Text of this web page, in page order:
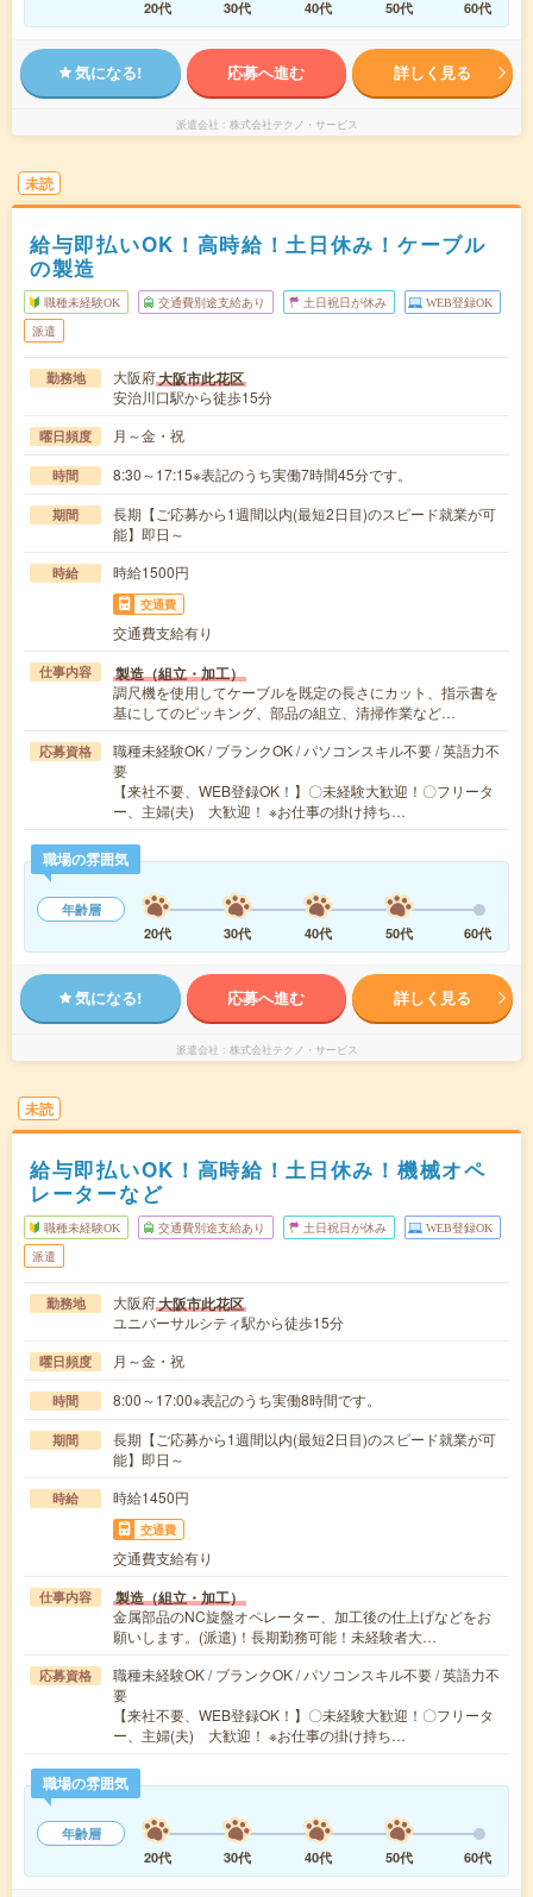
20代 30代 40代 50代 60代
気になる! 応募へ進む 詳しく見る
派遣会社 株式会社テクノ・サービス
未読
給与即払いOK！高時給！土日休み！ケーブル
の製造
職種未経験OK 交通費別途支給あり 土日祝日が休み WEB登録OK
派遣
勤務地 大阪府大阪市此花区
安治川口駅から徒歩15分
曜日頻度 月～金・祝
時間 8:30～17:15※表記のうち実働7時間45分です。
期間
長期【ご応募から1週間以内(最短2日目)のスピード就業が可
能】即日～
時給 時給1500円
交通費
交通費支給有り
仕事内容 製造（組立・加工）
調尺機を使用してケーブルを既定の長さにカット、指示書を
基にしてのピッキング、部品の組立、清掃作業など…
応募資格
職種未経験OK / ブランクOK / パソコンスキル不要 / 英語力不
要
【来社不要、WEB登録OK！】〇未経験大歓迎！〇フリータ
ー、主婦(夫) 大歓迎！ ※お仕事の掛け持ち…
職場の雰囲気
年齢層
20代
30代 40代 50代 60代
気になる! 応募へ進む 詳しく見る
派遣会社 株式会社テクノ・サービス
未読
給与即払いOK！高時給！土日休み！機械オペ
レーターなど
職種未経験OK 交通費別途支給あり 土日祝日が休み WEB登録OK
派遣
勤務地 大阪府大阪市此花区
ユニバーサルシティ駅から徒歩15分
曜日頻度 月～金・祝
時間 8:00～17:00※表記のうち実働8時間です。
期間
長期【ご応募から1週間以内(最短2日目)のスピード就業が可
能】即日～
時給 時給1450円
交通費
交通費支給有り
仕事内容 製造（組立・加工）
金属部品のNC旋盤オペレーター、加工後の仕上げなどをお
願いします。(派遣)！長期勤務可能！未経験者大…
応募資格
職種未経験OK / ブランクOK / パソコンスキル不要 / 英語力不
要
【来社不要、WEB登録OK！】〇未経験大歓迎！〇フリータ
ー、主婦(夫) 大歓迎！ ※お仕事の掛け持ち…
職場の雰囲気
年齢層
20代
30代 40代 50代 60代